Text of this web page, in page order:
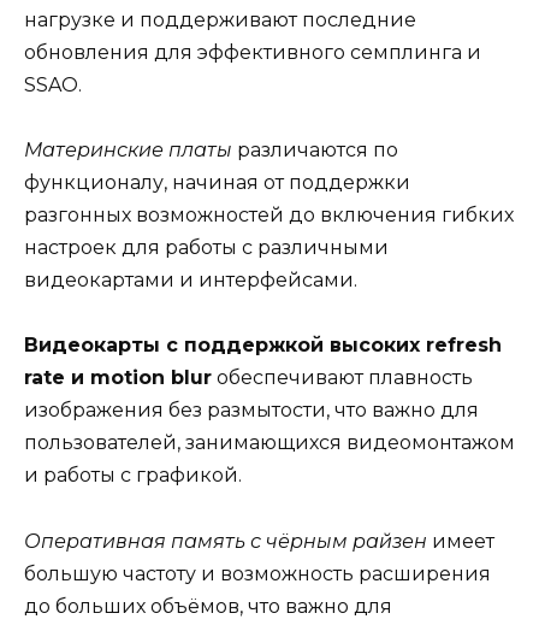
нагрузке и поддерживают последние
обновления для эффективного семплинга и
SSAO.
Материнские платы различаются по
функционалу, начиная от поддержки
разгонных возможностей до включения гибких
настроек для работы с различными
видеокартами и интерфейсами.
Видеокарты с поддержкой высоких refresh
rate и motion blur обеспечивают плавность
изображения без размытости, что важно для
пользователей, занимающихся видеомонтажом
и работы с графикой.
Оперативная память с чёрным райзен имеет
большую частоту и возможность расширения
до больших объёмов, что важно для